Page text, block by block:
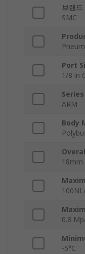
브랜드
SMC
Port
1/8 in
Series
ARM
Body
18mm
0.8
-5°C